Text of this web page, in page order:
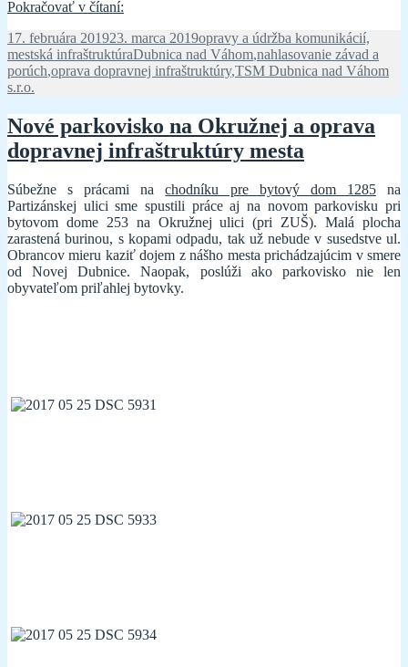
Pokračovať v čítaní:
na
mestskej
komunikácií.
Publikované
17. februára 201923. marca 2019Kategórie
opravy a údržba komunikácií,
mestská infraštruktúraZnačky
Dubnica nad Váhom,nahlasovanie závad a
porúch,oprava dopravnej infraštruktúry,TSM Dubnica nad Váhom
s.r.o.
Nové parkovisko na Okružnej a oprava
dopravnej infraštruktúry mesta
Súbežne s prácami nachodníku pre bytový dom 1285na
Partizánskej ulici sme spustili práce aj na novom parkovisku pri
bytovom dome 253 na Okružnej ulici (pri ZUŠ). Malá plocha
zarastená burinou, s kopami odpadu, tak už nebude v susedstve ul.
Obrancov mieru kaziť dojem z nášho mesta prichádzajúcim v smere
od Novej Dubnice. Naopak, poslúži ako parkovisko nie len
obyvateľom priľahlej bytovky.